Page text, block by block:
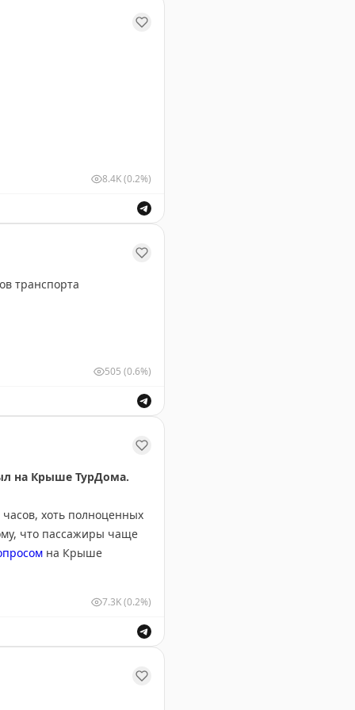
8.4K(0.2%)
транспорта
505 (0.6%)
на Крыше ТурДома.
хоть полноценных
что пассажиры чаще
на Крыше
50 туристов из Ephesia
в июле, августе и
7.3K(0.2%)